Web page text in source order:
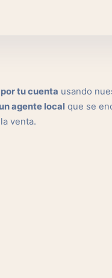
por tu cuenta usando
agente local que se
venta.